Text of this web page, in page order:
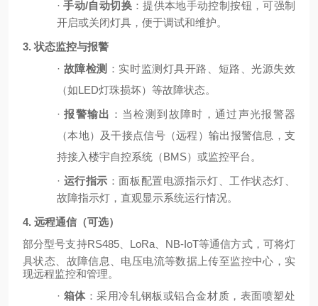
· 手动/自动切换：提供本地手动控制按钮，可强制
开启或关闭灯具，便于调试和维护。
3. 状态监控与报警
· 故障检测 ：实时监测灯具开路、短路、光源失效
（如LED灯珠损坏）等故障状态。
· 报警输出 ：当检测到故障时，通过声光报警器
（本地）及干接点信号（远程）输出报警信息，支
持接入楼宇自控系统（BMS）或监控平台。
· 运行指示 ：面板配置电源指示灯、工作状态灯、
故障指示灯，直观显示系统运行情况。
4. 远程通信（可选）
部分型号支持RS485、LoRa、NB-IoT等通信方式，可将灯
具状态、故障信息、电压电流等数据上传至监控中心，实
现远程监控和管理。
· 箱体：采用冷轧钢板或铝合金材质，表面喷塑处